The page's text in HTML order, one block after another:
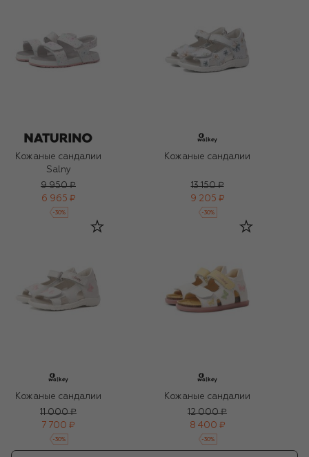
Кожаные сандалии
Salny
9 950 ₽
6 965 ₽
-30%
Кожаные сандалии
13 150 ₽
9 205 ₽
-30%
Кожаные сандалии
11 000 ₽
7 700 ₽
-30%
Кожаные сандалии
12 000 ₽
8 400 ₽
-30%